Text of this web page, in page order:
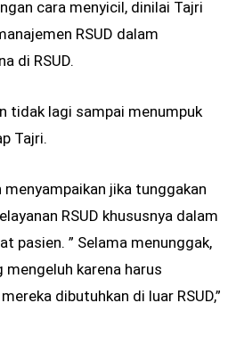
cara menyicil, dinilai Tajri
RSUD dalam
di RSUD.
tidak lagi sampai menumpuk
Tajri.
menyampaikan jika tunggakan
RSUD khususnya dalam
pasien. ” Selama menunggak,
mengeluh karena harus
dibutuhkan di luar RSUD,”